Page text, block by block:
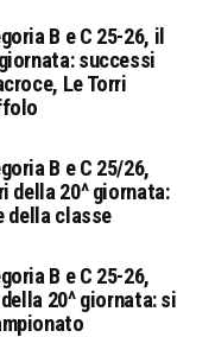
B e C 25-26, il
successi
Le Torri
B e C 25/26,
della 20^ giornata:
della classe
B e C 25-26,
20^ giornata: si